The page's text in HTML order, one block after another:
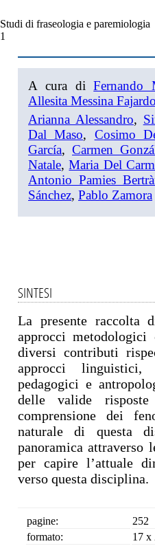
Studi di fraseologia e paremiologia
1
A cura diFernando
Allesita Messina
Arianna Alessandro,
Dal Maso, Cosimo
García, Carmen
Natale,Maria Del
Antonio Pamies
Sánchez, Pablo Zamora
SINTESI
La presente
approcci
diversi contributi
approcci linguistici,
pedagogici e
delle valide
comprensione dei
naturale di questa
panoramica attraverso
per capire l’attuale
verso questa disciplina.
pagine:
252
formato:
17 x